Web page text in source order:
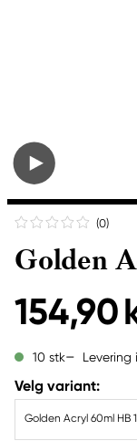
(0)
Golden
154,90
10 stk Levering
Velg variant:
Golden Acryl 60ml HB